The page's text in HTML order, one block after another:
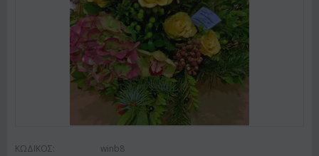
ΚΩΔΙΚΟΣ: winb8